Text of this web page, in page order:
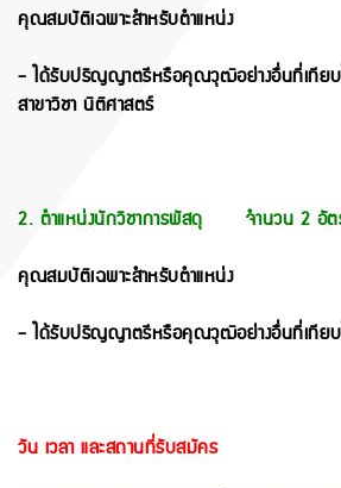
คุณสมบัติเฉพาะสำหรับตำแหน่ง
- ได้รับปริญญาตรีหรือคุณวุฒิอย่างอื่นที่เทียบ
สาขาวิชา นิติศาสตร์
2. ตำแหน่งนักวิชาการพัสดุ จำนวน 2 อัต
คุณสมบัติเฉพาะสำหรับตำแหน่ง
- ได้รับปริญญาตรีหรือคุณวุฒิอย่างอื่นที่เทียบ
วัน เวลา และสถานที่รับสมัคร